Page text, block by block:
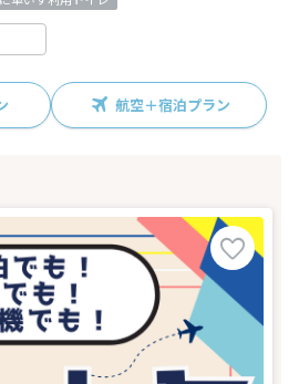
航空＋宿泊プラン